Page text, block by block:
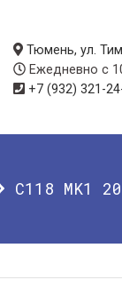
Тюмень, ул.
Ежедневно с
+7 (932) 321-
C118 MK1